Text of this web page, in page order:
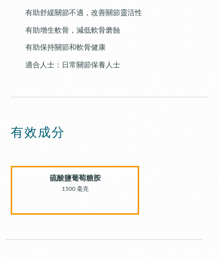
有助舒緩關節不適，改善關節靈活性
有助增生軟骨，減低軟骨磨蝕
有助保持關節和軟骨健康
適合人士：日常關節保養人士
有效成分
硫酸鹽葡萄糖胺
1500 毫克